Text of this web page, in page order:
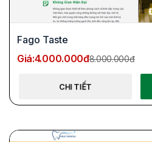
Fago Taste
Giá:4.000.000đ8.000.000đ
CHI TIẾT